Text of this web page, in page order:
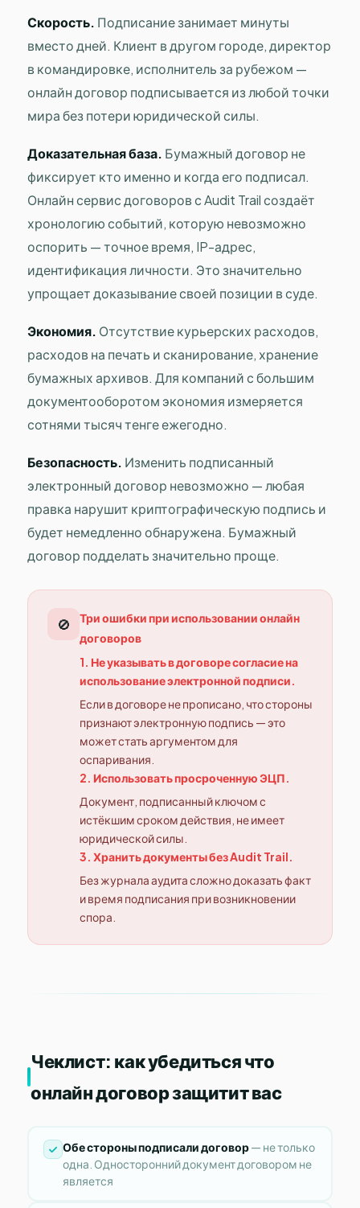
Скорость. Подписание занимает минуты
вместо дней. Клиент в другом городе, директор
в командировке, исполнитель за рубежом —
онлайн договор подписывается из любой точки
мира без потери юридической силы.
Доказательная база. Бумажный договор не
фиксирует кто именно и когда его подписал.
Онлайн сервис договоров с Audit Trail создаёт
хронологию событий, которую невозможно
оспорить — точное время, IP-адрес,
идентификация личности. Это значительно
упрощает доказывание своей позиции в суде.
Экономия. Отсутствие курьерских расходов,
расходов на печать и сканирование, хранение
бумажных архивов. Для компаний с большим
документооборотом экономия измеряется
сотнями тысяч тенге ежегодно.
Безопасность. Изменить подписанный
электронный договор невозможно — любая
правка нарушит криптографическую подпись и
будет немедленно обнаружена. Бумажный
договор подделать значительно проще.
🚫
Три ошибки при использовании онлайн
договоров
1. Не указывать в договоре согласие на
использование электронной подписи.
Если в договоре не прописано, что стороны
признают электронную подпись — это
может стать аргументом для
оспаривания.
2. Использовать просроченную ЭЦП.
Документ, подписанный ключом с
истёкшим сроком действия, не имеет
юридической силы.
3. Хранить документы без Audit Trail.
Без журнала аудита сложно доказать факт
и время подписания при возникновении
спора.
Чеклист: как убедиться что
онлайн договор защитит вас
Обе стороны подписали договор— не только
одна. Односторонний документ договором не
является